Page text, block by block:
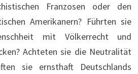
Franzosen oder den
Amerikanern? Führten sie
mit Völkerrecht und
Achteten sie die Neutralität
sie ernsthaft Deutschlands